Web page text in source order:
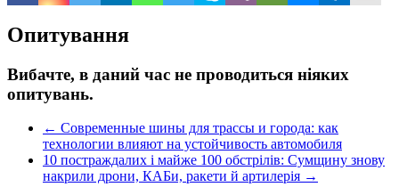
Опитування
Вибачте, в даний час не проводиться ніяких
опитувань.
← Современные шины для трассы и города: как
технологии влияют на устойчивость автомобиля
10 постраждалих і майже 100 обстрілів: Сумщину знову
накрили дрони, КАБи, ракети й артилерія →